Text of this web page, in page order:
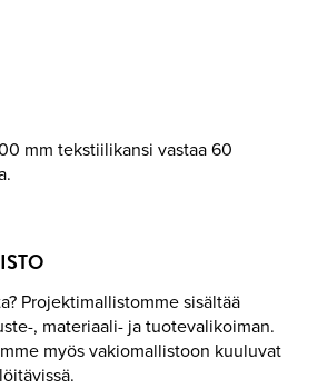
mm tekstiilikansi vastaa 60
Projektimallistomme sisältää
, materiaali- ja tuotevalikoiman.
myös vakiomallistoon kuuluvat